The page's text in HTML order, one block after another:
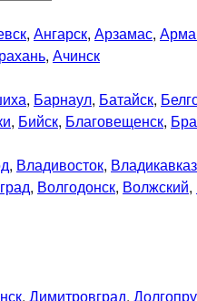
, Ангарск, Арзамас,
, Ачинск
, Барнаул, Батайск,
, Бийск, Благовещенск,
, Владивосток, Владикавказ
, Волгодонск, Волжский,
, Димитровград,